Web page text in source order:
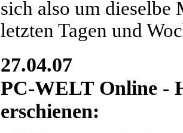
sich also um dieselbe
letzten Tagen und
27.04.07
PC-WELT Online -
erschienen: